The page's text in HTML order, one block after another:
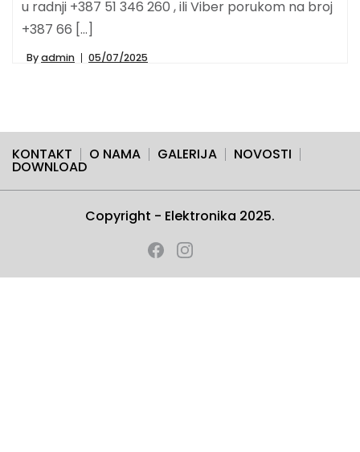
u radnji +387 51 346 260 , ili Viber porukom na broj
+387 66 […]
Byadmin 05/07/2025
KONTAKT O NAMA GALERIJA NOVOSTI
DOWNLOAD
Copyright - Elektronika 2025.